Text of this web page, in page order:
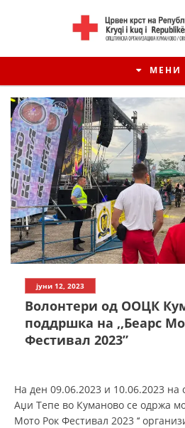
МЕНИ
ИСТОРИЈАТ НА
СТРУКТУРА И ОРГАНИЗАЦИОНА
ОРГАНИЗАЦИЈА
ЗАКОН ЗА
јуни 12, 2023
Волонтери од ООЦК
поддршка на ,,Беарс
Фестивал 2023”
На ден 09.06.2023 и 10.06.2023 на
Аџи Тепе во Куманово се одржа
Мото Рок Фестивал 2023 ‘‘